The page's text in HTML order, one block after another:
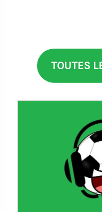
TOUTES